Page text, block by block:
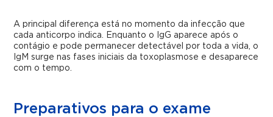
A principal diferença está no momento da infecção que
cada anticorpo indica. Enquanto o IgG aparece após o
contágio e pode permanecer detectável por toda a vida, o
IgM surge nas fases iniciais da toxoplasmose e desaparece
com o tempo.
Preparativos para o exame